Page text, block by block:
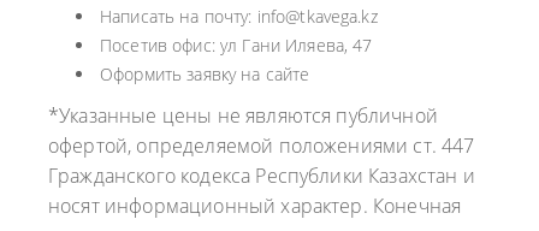
Написать на почту: info@tkavega.kz
Посетив офис: ул Гани Иляева, 47
Оформить заявку на сайте
*Указанные цены не являются публичной
офертой, определяемой положениями ст. 447
Гражданского кодекса Республики Казахстан и
носят информационный характер. Конечная